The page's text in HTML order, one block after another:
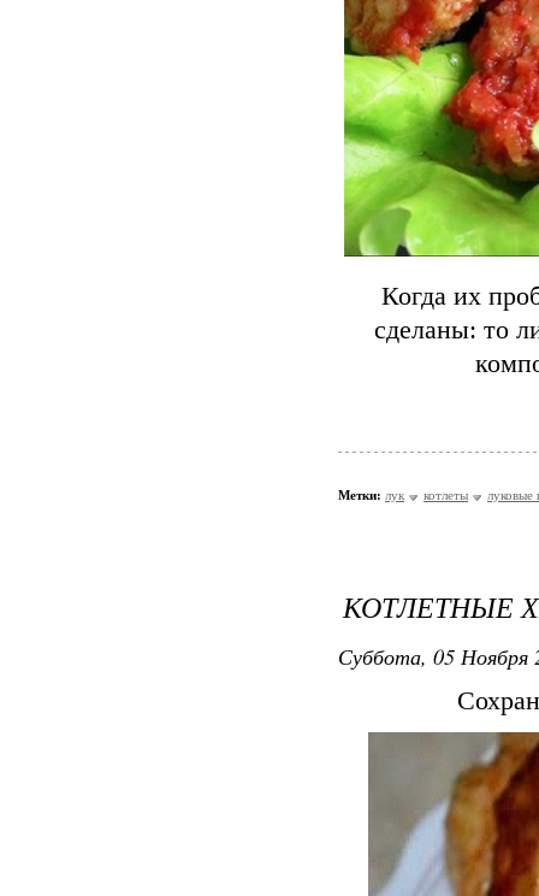
Когда их
сделаны: то
Метки: лук котлеты луковые
КОТЛЕТНЫЕ
Суббота, 05 Ноября